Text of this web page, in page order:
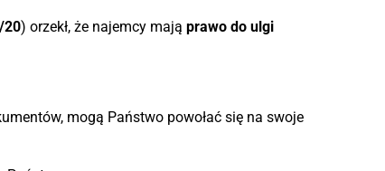
20) orzekł, że najemcy mają prawo do ulgi
mogą Państwo powołać się na swoje